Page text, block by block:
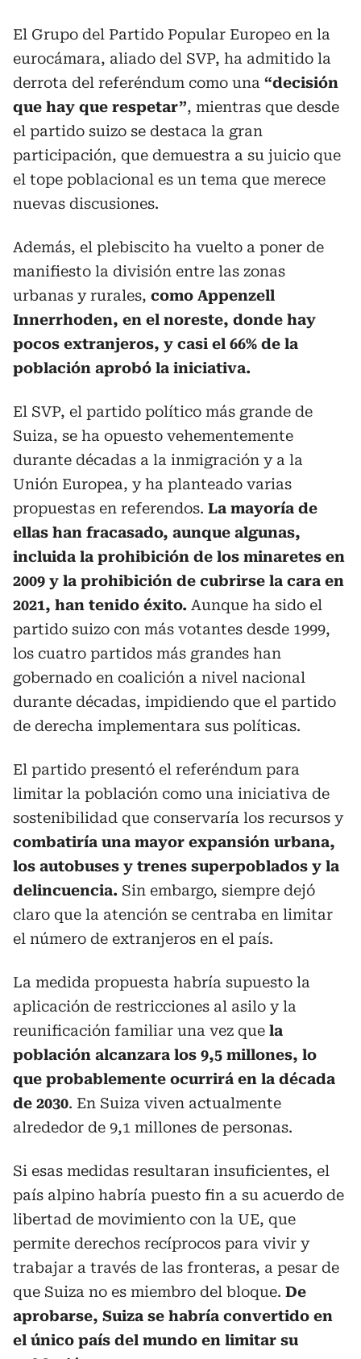
El Grupo del Partido Popular Europeo en la
eurocámara, aliado del SVP, ha admitido la
derrota del referéndum como una “decisión
que hay que respetar”, mientras que desde
el partido suizo se destaca la gran
participación, que demuestra a su juicio que
el tope poblacional es un tema que merece
nuevas discusiones.
Además, el plebiscito ha vuelto a poner de
manifiesto la división entre las zonas
urbanas y rurales, como Appenzell
Innerrhoden, en el noreste, donde hay
pocos extranjeros, y casi el 66% de la
población aprobó la iniciativa.
El SVP, el partido político más grande de
Suiza, se ha opuesto vehementemente
durante décadas a la inmigración y a la
Unión Europea, y ha planteado varias
propuestas en referendos. La mayoría de
ellas han fracasado, aunque algunas,
incluida la prohibición de los minaretes en
2009 y la prohibición de cubrirse la cara en
2021, han tenido éxito. Aunque ha sido el
partido suizo con más votantes desde 1999,
los cuatro partidos más grandes han
gobernado en coalición a nivel nacional
durante décadas, impidiendo que el partido
de derecha implementara sus políticas.
El partido presentó el referéndum para
limitar la población como una iniciativa de
sostenibilidad que conservaría los recursos y
combatiría una mayor expansión urbana,
los autobuses y trenes superpoblados y la
delincuencia. Sin embargo, siempre dejó
claro que la atención se centraba en limitar
el número de extranjeros en el país.
La medida propuesta habría supuesto la
aplicación de restricciones al asilo y la
reunificación familiar una vez que la
población alcanzara los 9,5 millones, lo
que probablemente ocurrirá en la década
de 2030. En Suiza viven actualmente
alrededor de 9,1 millones de personas.
Si esas medidas resultaran insuficientes, el
país alpino habría puesto fin a su acuerdo de
libertad de movimiento con la UE, que
permite derechos recíprocos para vivir y
trabajar a través de las fronteras, a pesar de
que Suiza no es miembro del bloque. De
aprobarse, Suiza se habría convertido en
el único país del mundo en limitar su